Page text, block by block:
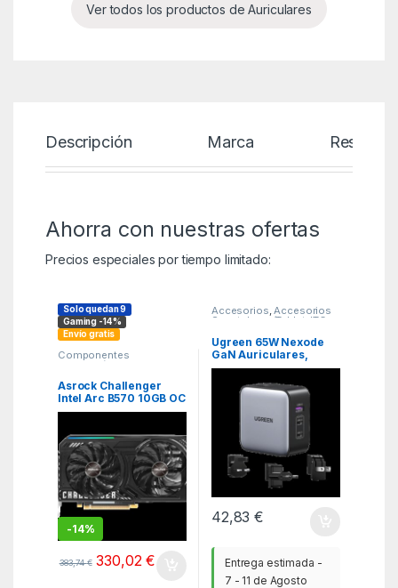
Ver todos los productos de Auriculares
Descripción Marca Reseñas
Ahorra con nuestras ofertas
Precios especiales por tiempo limitado:
Solo quedan 9
Gaming -14%
Envío gratis
Componentes
integración
Asrock Challenger
Intel Arc B570 10GB OC
GDDR6
-14%
383,74€ 330,02€
Accesorios,Accesorios
Smartphone/Tablet ITC
Ugreen 65W Nexode
GaN Auriculares,
Teléfono móvil,
inteligente, Tableta
Gris USB Carga rápida
42,83€
Entrega estimada -
7 - 11 de Agosto